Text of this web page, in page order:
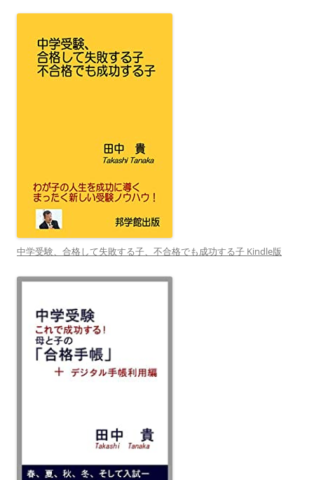
中学受験、合格して失敗する子、不合格でも成功する子 Kindle版